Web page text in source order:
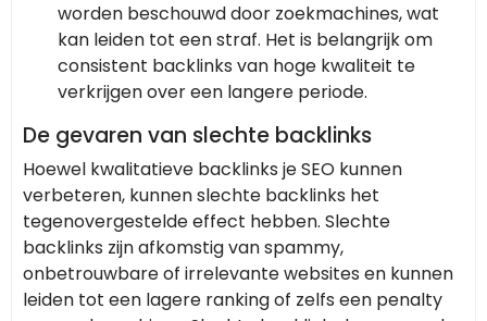
worden beschouwd door zoekmachines, wat
kan leiden tot een straf. Het is belangrijk om
consistent backlinks van hoge kwaliteit te
verkrijgen over een langere periode.
De gevaren van slechte backlinks
Hoewel kwalitatieve backlinks je SEO kunnen
verbeteren, kunnen slechte backlinks het
tegenovergestelde effect hebben. Slechte
backlinks zijn afkomstig van spammy,
onbetrouwbare of irrelevante websites en kunnen
leiden tot een lagere ranking of zelfs een penalty